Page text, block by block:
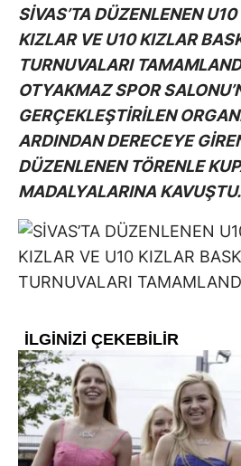
SİVAS’TA DÜZENLENEN U10
KIZLAR VE U10 KIZLAR
TURNUVALARI
OTYAKMAZ SPOR
GERÇEKLEŞTİRİLEN
ARDINDAN DERECEYE
DÜZENLENEN TÖRENLE
MADALYALARINA KAVUŞTU.